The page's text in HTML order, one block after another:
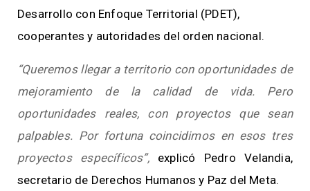
Desarrollo con Enfoque Territorial (PDET),
cooperantes y autoridades del orden nacional.
“Queremos llegar a territorio con oportunidades de
mejoramiento de la calidad de vida. Pero
oportunidades reales, con proyectos que sean
palpables. Por fortuna coincidimos en esos tres
proyectos específicos”,explicó Pedro Velandia,
secretario de Derechos Humanos y Paz del Meta.